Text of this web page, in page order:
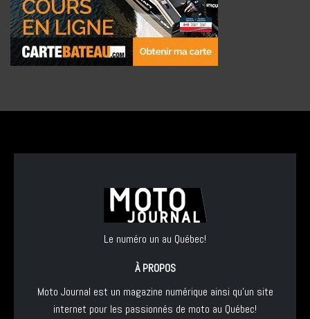
Le numéro un au Québec!
À PROPOS
Moto Journal est un magazine numérique ainsi qu'un site
internet pour les passionnés de moto au Québec!